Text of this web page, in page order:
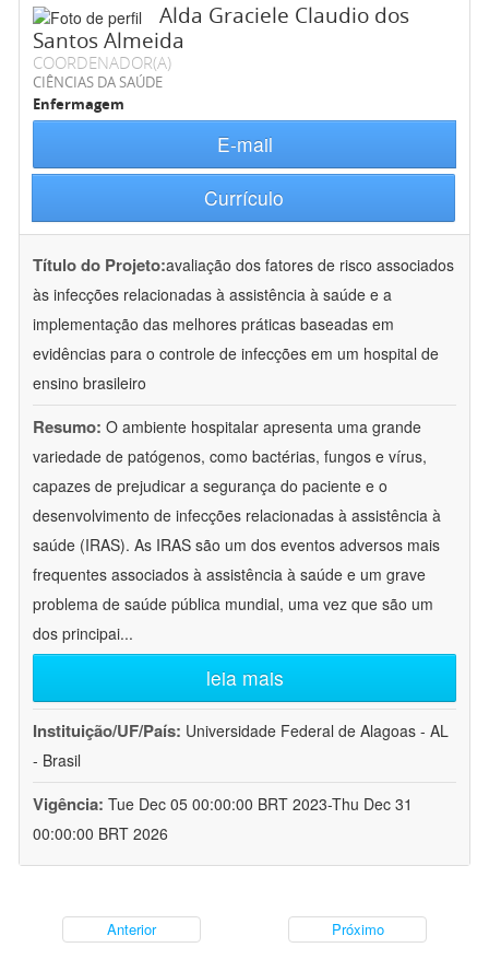
Alda Graciele Claudio dos
Santos Almeida
COORDENADOR(A)
CIÊNCIAS DA SAÚDE
Enfermagem
E-mail
Currículo
Título do Projeto:avaliação dos fatores de risco associados
às infecções relacionadas à assistência à saúde e a
implementação das melhores práticas baseadas em
evidências para o controle de infecções em um hospital de
ensino brasileiro
Resumo: O ambiente hospitalar apresenta uma grande
variedade de patógenos, como bactérias, fungos e vírus,
capazes de prejudicar a segurança do paciente e o
desenvolvimento de infecções relacionadas à assistência à
saúde (IRAS). As IRAS são um dos eventos adversos mais
frequentes associados à assistência à saúde e um grave
problema de saúde pública mundial, uma vez que são um
dos principai...
leia mais
Instituição/UF/País: Universidade Federal de Alagoas - AL
- Brasil
Vigência: Tue Dec 05 00:00:00 BRT 2023-Thu Dec 31
00:00:00 BRT 2026
Anterior Próximo